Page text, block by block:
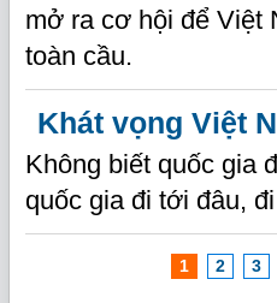
mở ra cơ hội để Việt
toàn cầu.
Khát vọng Việt
Không biết quốc gia
quốc gia đi tới đâu,
1 2 3